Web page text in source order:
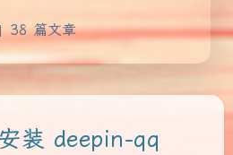
38 篇文章
装 deepin-qq